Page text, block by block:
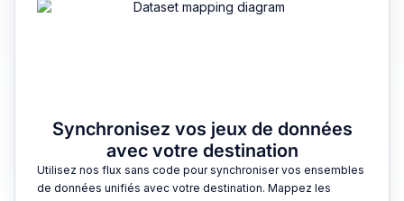
Synchronisez vos jeux de données
avec votre destination
Utilisez nos flux sans code pour synchroniser vos ensembles
de données unifiés avec votre destination. Mappez les